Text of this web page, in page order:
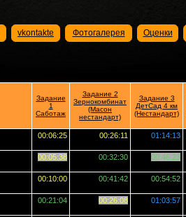
vkontakte Фотогалерея Оценки
Задание
1
Саботаж
Задание 2
Зернокомбинат
(Масон
нестандарт)
Задание 3
ДетСад 4 км
(Нестандарт)
00:06:25 00:26:11 01:14:13
00:05:38 00:32:30 00:46:23
00:10:00 00:41:42 00:54:52
00:21:04 00:26:08 01:03:57